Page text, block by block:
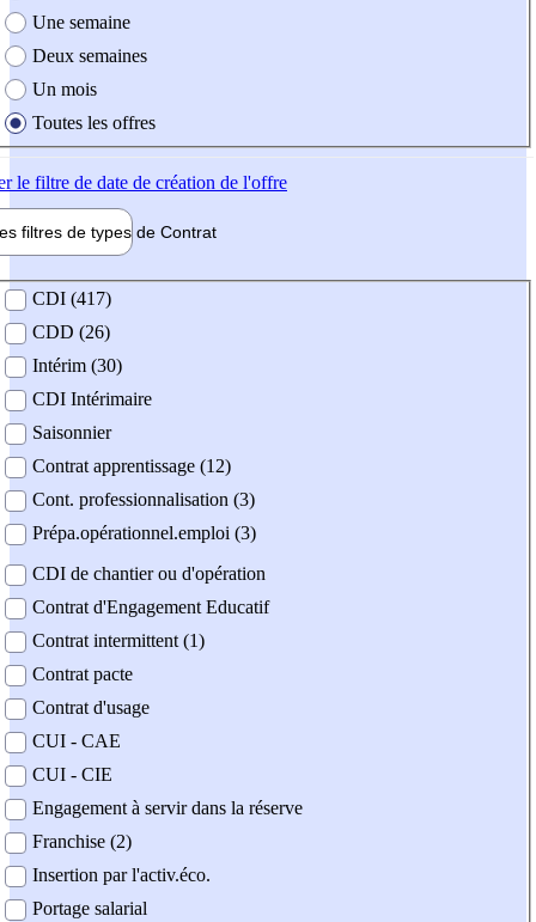
Une semaine
Deux semaines
Un mois
Toutes les offres
le filtre de date de création de l'offre
filtres de types de Contrat
contrat
CDI (417)
CDD (26)
Intérim (30)
CDI Intérimaire
Saisonnier
Contrat apprentissage (12)
Cont. professionnalisation (3)
Prépa.opérationnel.emploi (3)
CDI de chantier ou d'opération
Contrat d'Engagement Educatif
Contrat intermittent (1)
Contrat pacte
Contrat d'usage
CUI - CAE
CUI - CIE
Engagement à servir dans la réserve
Franchise (2)
Insertion par l'activ.éco.
Portage salarial